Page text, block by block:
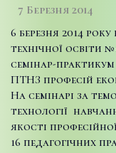
7 Березня 2014
6 березня 2014
технічної освіти
семінар-
ПТНЗ професій
На семінарі за
технології
якості
16 педагогічних